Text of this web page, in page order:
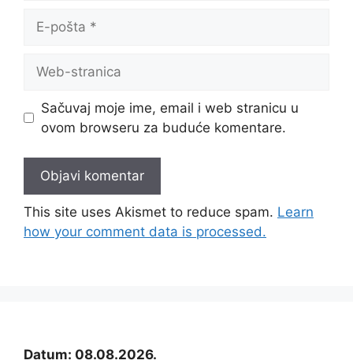
pošta
stranica
Sačuvaj moje ime, email i web stranicu u
ovom browseru za buduće komentare.
This site uses Akismet to reduce spam. Learn
how your comment data is processed.
Datum: 08.08.2026.